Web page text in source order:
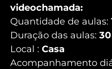
videochamada:
Quantidade de aulas:
Duração das aulas:
Local : Casa
Acompanhamento